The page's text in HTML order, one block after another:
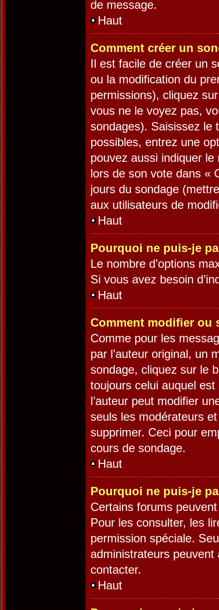
de message.
Haut
Comment créer un
Il est facile de créer un
ou la modification du
permissions), cliquez
vous ne le voyez pas,
sondages). Saisissez le
possibles, entrez une
pouvez aussi indiquer le
lors de son vote dans «
jours du sondage
aux utilisateurs de
Haut
Pourquoi ne puis-je
Le nombre d’options
Si vous avez besoin
Haut
Comment modifier ou
Comme pour les
par l’auteur original, un
sondage, cliquez sur le
toujours celui auquel
l’auteur peut modifier
seuls les modérateurs
supprimer. Ceci pour
cours de sondage.
Haut
Pourquoi ne puis-je
Certains forums
Pour les consulter, les
permission spéciale.
administrateurs
contacter.
Haut